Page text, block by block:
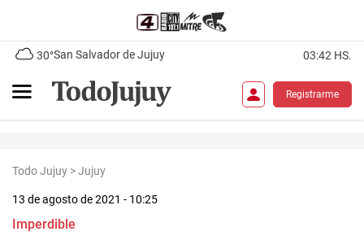
30°San Salvador de Jujuy 03:42 HS.
Registrarme
Todo Jujuy >Jujuy
13 de agosto de 2021 - 10:25
Imperdible